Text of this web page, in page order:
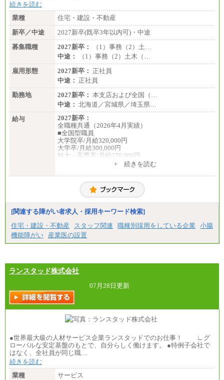
続きを読む
業種
住宅・建設・不動産
新卒／中途
2027新卒(既卒3年以内可)・中途
募集職種
2027新卒：
（1）事務（2）土…
中途：
（1）事務（2）土木（…
雇用形態
2027新卒： 正社員
中途： 正社員
勤務地
2027新卒： 本支店および全国（…
中途： 北海道／宮城県／埼玉県…
給与
2027新卒：
全職種共通（2026年4月実績）
■全国型職員
大学院卒/月給320,000円
大学卒/月給300,000円
短大・高専卒/月給270,000円
大学院卒/月給256,000円～288,000円
大学卒/月給240,000円～270,000円
短大・高専卒/月給216,000円～243,000円
■特定職員※
大学院卒/月給234,000円～263,000円
大学卒/月給219,000円～246,000円
短大・高専卒/月給197,000円～222,000円
※拠点型職員、特定職員の給与は、生活の拠点が定
す。
中途：
全職種共通
月給制
226,600円～390,100円（勤務地域等により異なりま
す）
・ご経験やスキルを考慮し、選考の中で決定いたし
ます。
+ 続きを読む
[関連する障がい者求人・採用キーワード検索]
住宅・建設・不動産
スタッフ関連 職種別採用をしている企業
小腸
機能障がい
産業医の設置
ランスタッド株式会社
07月28日更新
●世界最大級の人材サービス企業ランスタッドでのお仕事！ ∟グ
ローバルな安定基盤のもとで、自分らしく働けます。 ●特例子会社で
はなく、全社員が同じ職…
続きを読む
業種
サービス